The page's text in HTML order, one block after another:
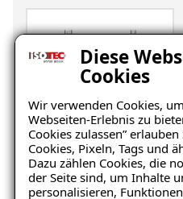
Diese
Cookies
Wir verwenden Cookies,
Webseiten-Erlebnis zu
Cookies zulassen”
Cookies, Pixeln, Tags und
Dazu zählen Cookies, die
der Seite sind, um Inhalte
personalisieren,
Keller